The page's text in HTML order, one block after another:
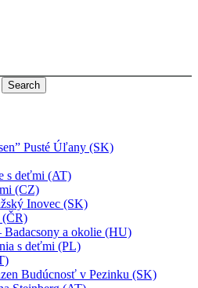
Pusté Úľany (SK)
s deťmi (AT)
(CZ)
Inovec (SK)
(ČR)
Badacsony a okolie (HU)
s deťmi (PL)
Budúcnosť v Pezinku (SK)